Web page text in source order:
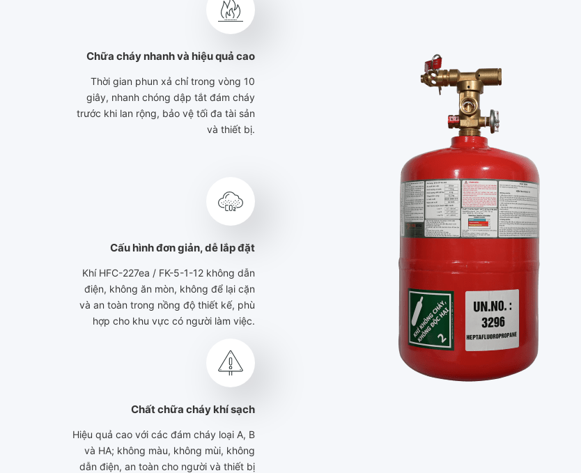
Chữa cháy nhanh và hiệu quả cao
Thời gian phun xả chỉ trong vòng 10
giây, nhanh chóng dập tắt đám cháy
trước khi lan rộng, bảo vệ tối đa tài sản
và thiết bị.
Cấu hình đơn giản, dễ lắp đặt
Khí HFC-227ea / FK-5-1-12 không dẫn
điện, không ăn mòn, không để lại cặn
và an toàn trong nồng độ thiết kế, phù
hợp cho khu vực có người làm việc.
Chất chữa cháy khí sạch
Hiệu quả cao với các đám cháy loại A, B
và HA; không màu, không mùi, không
dẫn điện, an toàn cho người và thiết bị